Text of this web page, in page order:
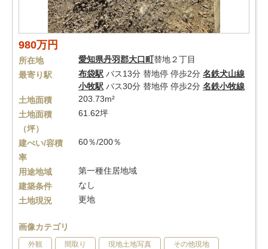
980万円
所在地 愛知県丹羽郡大口町替地２丁目
最寄り駅
布袋駅 バス13分 替地停 停歩2分 名鉄犬山線
小牧駅 バス30分 替地停 停歩2分 名鉄小牧線
土地面積
203.73m²
土地面積
（坪）
61.62坪
建ぺい/容積
率
60％/200％
用途地域
第一種住居地域
建築条件
なし
土地現況
更地
画像カテゴリ
外観 間取り 現地土地写真 その他現地